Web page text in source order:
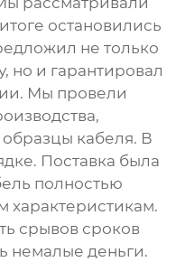
остановились
не только
но и гарантировал
Мы провели
кабеля. В
Поставка была
полностью
характеристикам.
срывов сроков
немалые деньги.